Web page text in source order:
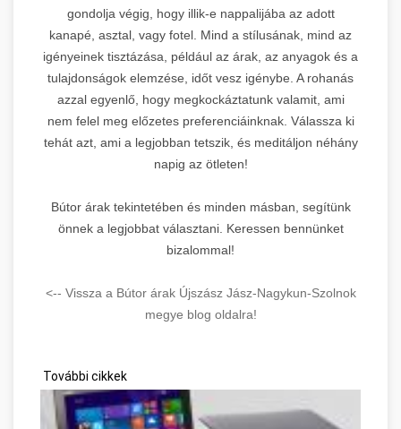
gondolja végig, hogy illik-e nappalijába az adott
kanapé, asztal, vagy fotel. Mind a stílusának, mind az
igényeinek tisztázása, például az árak, az anyagok és a
tulajdonságok elemzése, időt vesz igénybe. A rohanás
azzal egyenlő, hogy megkockáztatunk valamit, ami
nem felel meg előzetes preferenciáinknak. Válassza ki
tehát azt, ami a legjobban tetszik, és meditáljon néhány
napig az ötleten!
Bútor árak tekintetében és minden másban, segítünk
önnek a legjobbat választani. Keressen bennünket
bizalommal!
<-- Vissza a Bútor árak Újszász Jász-Nagykun-Szolnok
megye blog oldalra!
További cikkek